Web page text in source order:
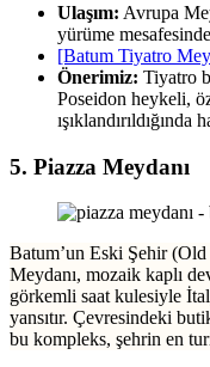
Ulaşım: Avrupa
yürüme
[Batum Tiyatro
Önerimiz: Tiyatro
Poseidon heykeli,
5. Piazza Meydanı
Batum’un Eski Şehir
Meydanı, mozaik kaplı
görkemli saat kulesiyle
yansıtır. Çevresindeki
bu kompleks, şehrin en